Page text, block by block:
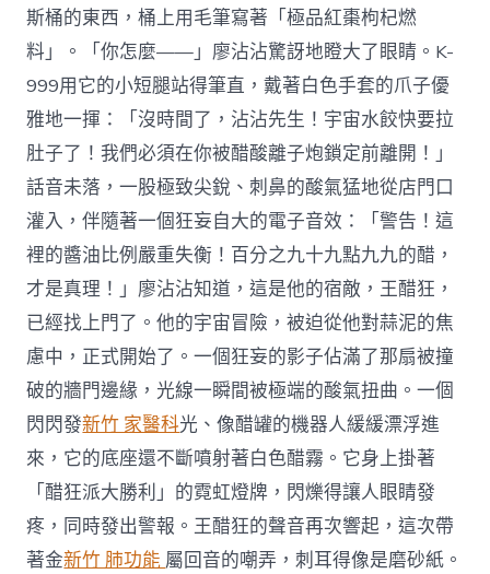
斯桶的東西，桶上用毛筆寫著「極品紅棗枸杞燃
料」。「你怎麼——」廖沾沾驚訝地瞪大了眼睛。K-
999用它的小短腿站得筆直，戴著白色手套的爪子優
雅地一揮：「沒時間了，沾沾先生！宇宙水餃快要拉
肚子了！我們必須在你被醋酸離子炮鎖定前離開！」
話音未落，一股極致尖銳、刺鼻的酸氣猛地從店門口
灌入，伴隨著一個狂妄自大的電子音效：「警告！這
裡的醬油比例嚴重失衡！百分之九十九點九九的醋，
才是真理！」廖沾沾知道，這是他的宿敵，王醋狂，
已經找上門了。他的宇宙冒險，被迫從他對蒜泥的焦
慮中，正式開始了。一個狂妄的影子佔滿了那扇被撞
破的牆門邊緣，光線一瞬間被極端的酸氣扭曲。一個
閃閃發新竹 家醫科光、像醋罐的機器人緩緩漂浮進
來，它的底座還不斷噴射著白色醋霧。它身上掛著
「醋狂派大勝利」的霓虹燈牌，閃爍得讓人眼睛發
疼，同時發出警報。王醋狂的聲音再次響起，這次帶
著金新竹 肺功能 屬回音的嘲弄，刺耳得像是磨砂紙。